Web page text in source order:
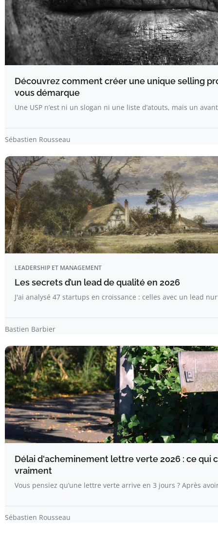
Découvrez comment créer une unique selling
vous démarque
Une USP n’est ni un slogan ni une liste d’atouts, mais un
Sébastien Rousseau
LEADERSHIP ET MANAGEMENT
Les secrets d’un lead de qualité en 2026
J'ai analysé 47 startups en croissance : celles avec un lead
Bastien Barbier
Délai d'acheminement lettre verte 2026 : ce qui
vraiment
Vous pensiez qu’une lettre verte arrive en 3 jours ? Après
Sébastien Rousseau